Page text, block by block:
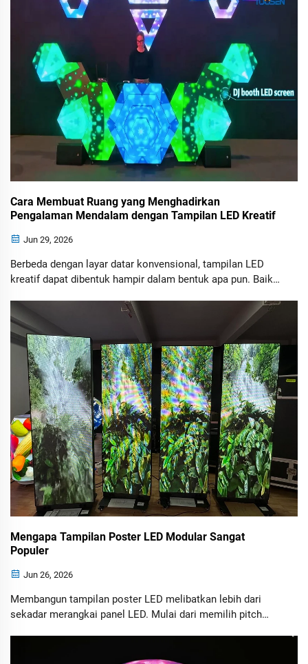
Cara Membuat Ruang yang Menghadirkan
Pengalaman Mendalam dengan Tampilan LED Kreatif
Jun 29, 2026
Berbeda dengan layar datar konvensional, tampilan LED
kreatif dapat dibentuk hampir dalam bentuk apa pun. Baik
struktur khusus, tampilan ini mengubah ruang biasa
menjadi pengalaman visual yang tak terlupakan.
Mengapa Tampilan Poster LED Modular Sangat
Populer
Jun 26, 2026
Membangun tampilan poster LED melibatkan lebih dari
sekadar merangkai panel LED. Mulai dari memilih pitch
digital, setiap tahap memainkan peran penting dalam